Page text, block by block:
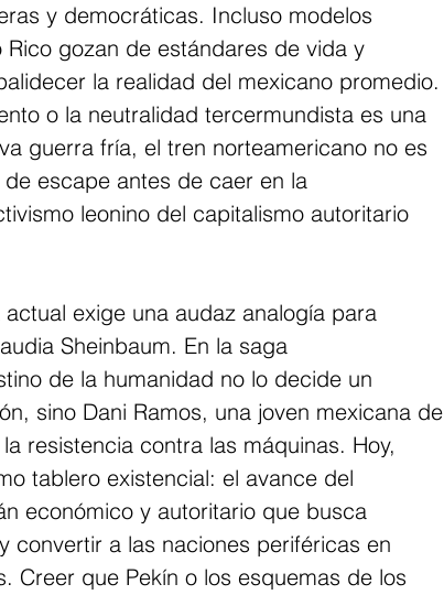
y democráticas. Incluso modelos
gozan de estándares de vida y
la realidad del mexicano promedio.
o la neutralidad tercermundista es una
guerra fría, el tren norteamericano no es
escape antes de caer en la
leonino del capitalismo autoritario
exige una audaz analogía para
Sheinbaum. En la saga
de la humanidad no lo decide un
sino Dani Ramos, una joven mexicana de
resistencia contra las máquinas. Hoy,
tablero existencial: el avance del
económico y autoritario que busca
convertir a las naciones periféricas en
Creer que Pekín o los esquemas de los